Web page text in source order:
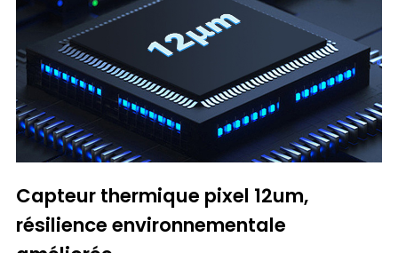
Capteur thermique pixel 12um,
résilience environnementale